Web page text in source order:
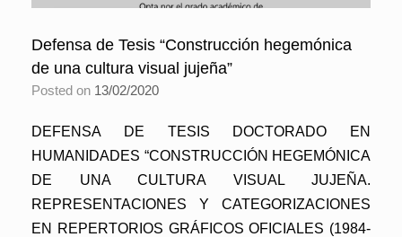
Defensa de Tesis “Construcción hegemónica
de una cultura visual jujeña”
Posted on 13/02/2020
DEFENSA DE TESIS DOCTORADO EN
HUMANIDADES “CONSTRUCCIÓN HEGEMÓNICA
DE UNA CULTURA VISUAL JUJEÑA.
REPRESENTACIONES Y CATEGORIZACIONES
EN REPERTORIOS GRÁFICOS OFICIALES (1984-